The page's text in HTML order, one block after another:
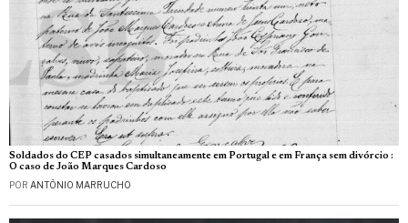
Soldados do CEP casados simultaneamente em Portugal e em França sem divórcio :
O caso de João Marques Cardoso
POR ANTÓNIO MARRUCHO